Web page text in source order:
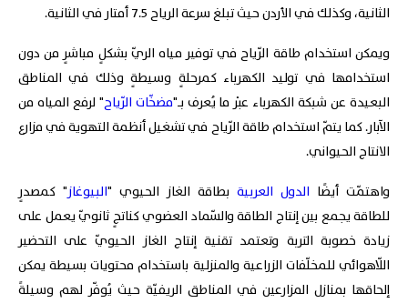
الثانية، وكذلك في الأردن حيث تبلغ سرعة الرياح 7.5 أمتار في الثانية.
ويمكن استخدام طاقة الرّياح في توفير مياه الريّ بشكلٍ مباشرٍ من دون
استخدامها في توليد الكهرباء كمرحلةٍ وسيطةٍ وذلك في المناطق
البعيدة عن شبكة الكهرباء عبْر ما يُعرف بـ"مضخّات الرّياح" لرفع المياه من
الآبار. كما يتمّ استخدام طاقة الرّياح في تشغيل أنظمة التهوية في مزارع
الانتاج الحيواني.
واهتمّت أيضًا الدول العربية بطاقة الغاز الحيوي "البيوغاز" كمصدرٍ
للطاقة يجمع بين إنتاج الطاقة والسّماد العضوي كناتجٍ ثانويّ يعمل على
زيادة خصوبة التربة وتعتمد تقنية إنتاج الغاز الحيويّ على التحضير
اللّاهوائي للمخلّفات الزراعية والمنزلية باستخدام محتويات بسيطة يمكن
إلحاقها بمنازل المزارعين في المناطق الريفيّة حيث يُوفّر لهم وسيلةً